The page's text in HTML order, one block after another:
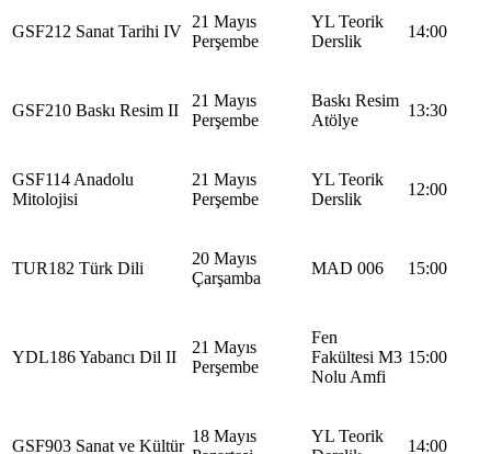
GSF212 Sanat Tarihi IV
21 Mayıs
Perşembe
YL Teorik
Derslik
14:00
GSF210 Baskı Resim II
21 Mayıs
Perşembe
Baskı Resim
Atölye
13:30
GSF114 Anadolu
Mitolojisi
21 Mayıs
Perşembe
YL Teorik
Derslik
12:00
TUR182 Türk Dili
20 Mayıs
Çarşamba
MAD 006 15:00
YDL186 Yabancı Dil II
21 Mayıs
Perşembe
Fen
Fakültesi M3
Nolu Amfi
15:00
GSF903 Sanat ve Kültür
18 Mayıs
YL Teorik
14:00